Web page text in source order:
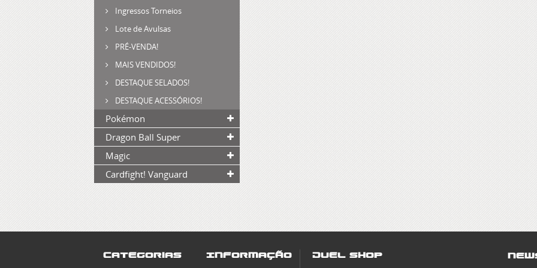
Ingressos Torneios
Lote de Avulsas
PRÉ-VENDA!
MAIS VENDIDOS!
DESTAQUE SELADOS!
DESTAQUE ACESSÓRIOS!
Pokémon
Dragon Ball Super
Magic
Cardfight! Vanguard
Categorias Informação Duel Shop